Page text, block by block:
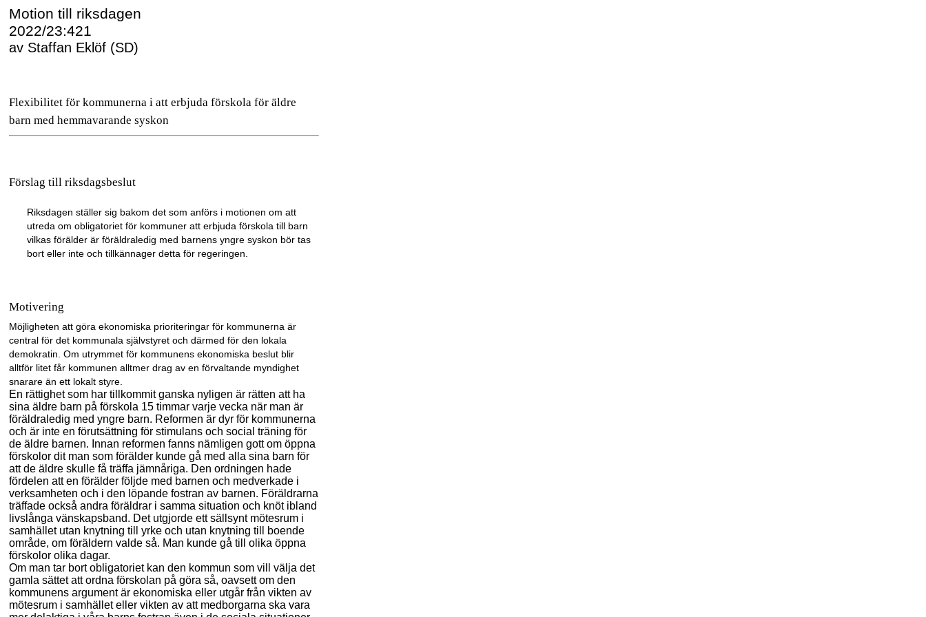
Motion till riksdagen
2022/23:421
av Staffan Eklöf (SD)
Flexibilitet för kommunerna i att erbjuda förskola för äldre
barn med hemmavarande syskon
Förslag till riksdagsbeslut
Riksdagen ställer sig bakom det som anförs i motionen om att
utreda om obligatoriet för kommuner att erbjuda förskola till barn
vilkas förälder är föräldraledig med barnens yngre syskon bör tas
bort eller inte och tillkännager detta för regeringen.
Motivering
Möjligheten att göra ekonomiska prioriteringar för kommunerna är
central för det kommunala självstyret och därmed för den lokala
demokratin. Om utrymmet för kommunens ekonomiska beslut blir
alltför litet får kommunen alltmer drag av en förvaltande myndighet
snarare än ett lokalt styre.
En rättighet som har tillkommit ganska nyligen är rätten att ha
sina äldre barn på förskola 15 timmar varje vecka när man är
föräldraledig med yngre barn. Reformen är dyr för kommunerna
och är inte en förutsättning för stimulans och social träning för
de äldre barnen. Innan reformen fanns nämligen gott om öppna
förskolor dit man som förälder kunde gå med alla sina barn för
att de äldre skulle få träffa jämnåriga. Den ordningen hade
fördelen att en förälder följde med barnen och medverkade i
verksamheten och i den löpande fostran av barnen. Föräldrarna
träffade också andra föräldrar i samma situation och knöt ibland
livslånga vänskapsband. Det utgjorde ett sällsynt mötesrum i
samhället utan knytning till yrke och utan knytning till boende
område, om föräldern valde så. Man kunde gå till olika öppna
förskolor olika dagar.
Om man tar bort obligatoriet kan den kommun som vill välja det
gamla sättet att ordna förskolan på göra så, oavsett om den
kommunens argument är ekonomiska eller utgår från vikten av
mötesrum i samhället eller vikten av att medborgarna ska vara